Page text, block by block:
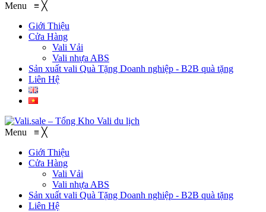
Menu ≡ ╳
Giới Thiệu
Cửa Hàng
Vali Vải
Vali nhựa ABS
Sản xuất vali Quà Tặng Doanh nghiệp - B2B quà tặng
Liên Hệ
Menu ≡ ╳
Giới Thiệu
Cửa Hàng
Vali Vải
Vali nhựa ABS
Sản xuất vali Quà Tặng Doanh nghiệp - B2B quà tặng
Liên Hệ